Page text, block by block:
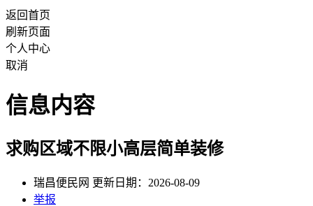
返回首页
刷新页面
个人中心
取消
信息内容
求购区域不限小高层简单装修
瑞昌便民网 更新日期：2026-08-09
举报